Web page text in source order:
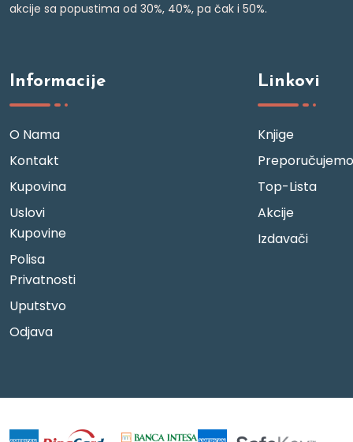
akcije sa popustima od 30%, 40%, pa čak i 50%.
Informacije
O Nama
Kontakt
Kupovina
Uslovi
Kupovine
Polisa
Privatnosti
Uputstvo
Odjava
Linkovi
Knjige
Preporučujemo
Top-Lista
Akcije
Izdavači